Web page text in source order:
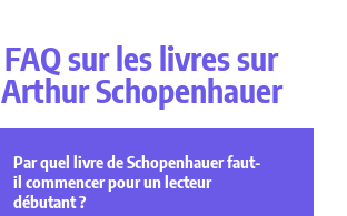
FAQ sur les livres sur
Arthur Schopenhauer
Par quel livre de Schopenhauer faut-
il commencer pour un lecteur
débutant ?